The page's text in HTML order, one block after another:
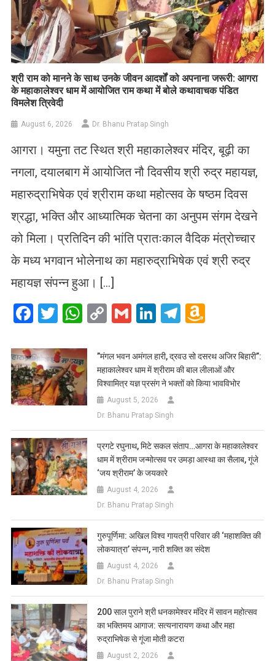
​श्री राम को मानने के साथ उनके जीवन आदर्शों को अपनाना जरूरी: आगरा
के महाकालेश्वर धाम में आयोजित राम कथा में बोले कथावाचक पंडित
विमलेश त्रिवेदी
August 6, 2026 Dr. Bhanu Pratap Singh
आगरा। यमुना तट स्थित श्री महाकालेश्वर मंदिर, बूढ़ी का
नगला, दयालबाग में आयोजित नौ दिवसीय श्री रुद्र महायज्ञ,
महारुद्राभिषेक एवं श्रीराम कथा महोत्सव के षष्ठम दिवस
श्रद्धा, भक्ति और आध्यात्मिक चेतना का अनुपम संगम देखने
को मिला। प्रतिदिन की भांति प्रातःकाल वैदिक मंत्रोच्चार
के मध्य भगवान भोलेनाथ का महारुद्राभिषेक एवं श्री रुद्र
महायज्ञ संपन्न हुआ। […]
Facebook
Twitter
WhatsApp
CopyGmailLinkedIn
Telegram
List
​”मंगल भवन अमंगल हारी, द्रवउ सो दसरथ अजिर बिहारी”:
महाकालेश्वर धाम में श्रीराम की बाल लीलाओं और
विश्वामित्र यज्ञ प्रसंग ने भक्तों को किया भावविभोर
August 5, 2026
Dr. Bhanu Pratap Singh
प्रगटे रघुनाथ, मिटे सकल संताप…आगरा के महाकालेश्वर
धाम में श्रीराम जन्मोत्सव पर उमड़ा आस्था का सैलाब, गूंजे
‘जय श्रीराम’ के जयकारे
August 4, 2026
Dr. Bhanu Pratap Singh
गुरुपूर्णिमा: अखिल विश्व गायत्री परिवार की ‘महाशक्ति की
लोकयात्रा’ संपन्न, नारी शक्ति का संदेश
August 4, 2026
Dr. Bhanu Pratap Singh
200 साल पुराने श्री धनकामेश्वर मंदिर में सावन महोत्सव
का भक्तिमय आगाज: सत्यनारायण कथा और महा
रुद्राभिषेक से गूंजा मोती कटरा
August 2, 2026